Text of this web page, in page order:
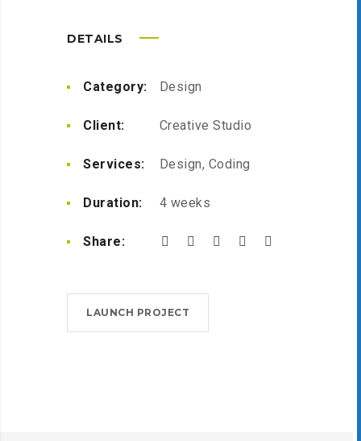
DETAILS
Category: Design
Client: Creative Studio
Services: Design, Coding
Duration: 4 weeks
Share:
LAUNCH PROJECT